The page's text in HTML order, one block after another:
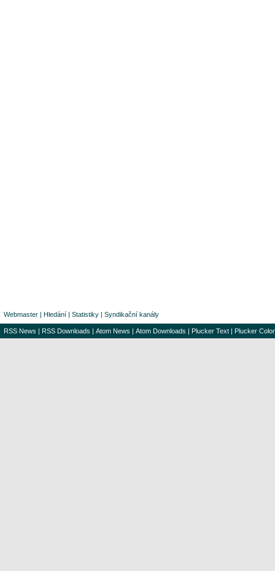
Webmaster | Hledání | Statistiky | Syndikační kanály
RSS News | RSS Downloads | Atom News | Atom Downloads | Plucker Text | Plucker Color